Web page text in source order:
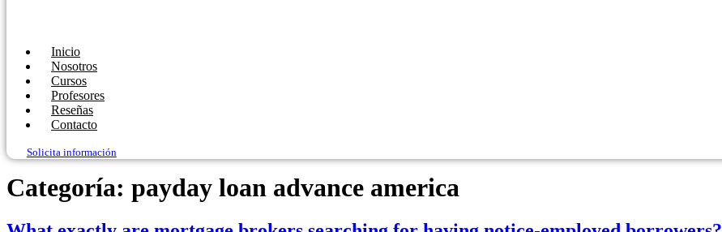
Inicio
Nosotros
Cursos
Profesores
Reseñas
Contacto
Solicita información
Categoría: payday loan advance america